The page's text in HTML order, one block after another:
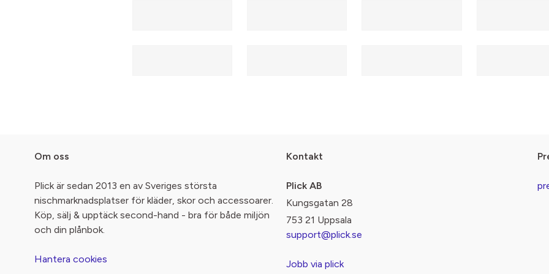
Om oss
Plick är sedan 2013 en av Sveriges största
nischmarknadsplatser för kläder, skor och accessoarer.
Köp, sälj & upptäck second-hand - bra för både miljön
och din plånbok.
Hantera cookies
Kontakt
Plick AB
Kungsgatan 28
753 21 Uppsala
support@plick.se
Jobb via plick